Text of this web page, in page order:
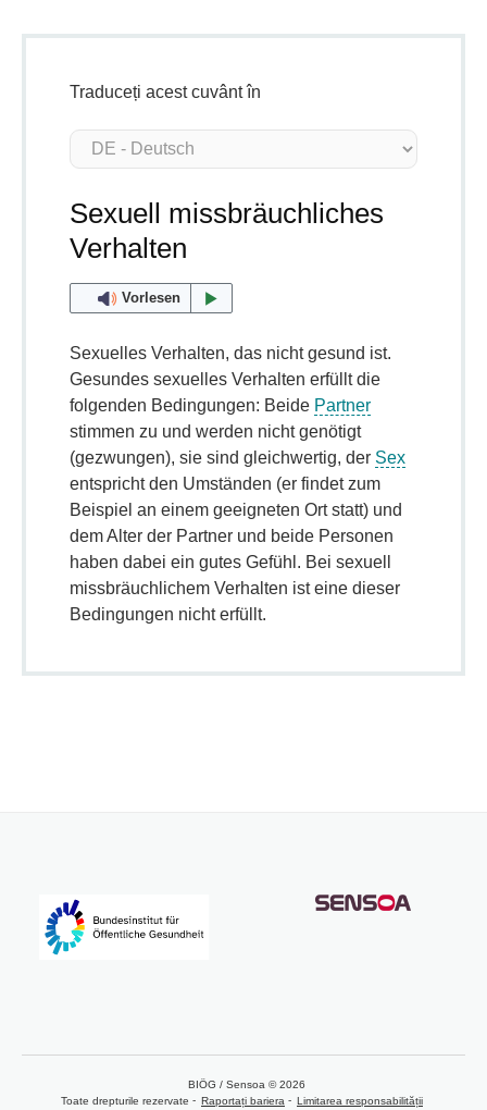
Traduceți acest cuvânt în
Sexuell missbräuchliches
Verhalten
Vorlesen
Sexuelles Verhalten, das nicht gesund ist.
Gesundes sexuelles Verhalten erfüllt die
folgenden Bedingungen: Beide Partner
stimmen zu und werden nicht genötigt
(gezwungen), sie sind gleichwertig, der Sex
entspricht den Umständen (er findet zum
Beispiel an einem geeigneten Ort statt) und
dem Alter der Partner und beide Personen
haben dabei ein gutes Gefühl. Bei sexuell
missbräuchlichem Verhalten ist eine dieser
Bedingungen nicht erfüllt.
BIÖG / Sensoa © 2026
Toate drepturile rezervate
Raportați bariera Limitarea responsabilității